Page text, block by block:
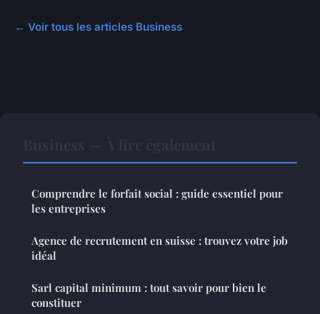
← Voir tous les articles Business
Comprendre le forfait social : guide essentiel pour
les entreprises
Agence de recrutement en suisse : trouvez votre job
idéal
Sarl capital minimum : tout savoir pour bien le
constituer